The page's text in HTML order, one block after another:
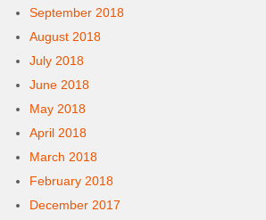
September 2018
August 2018
July 2018
June 2018
May 2018
April 2018
March 2018
February 2018
December 2017